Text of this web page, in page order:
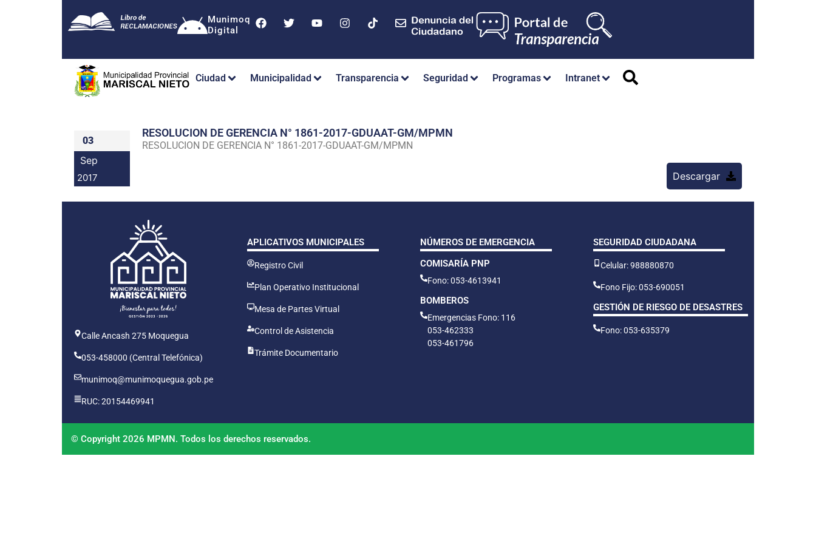
Munimoq
Digital
Ciudad Municipalidad Transparencia Seguridad Programas Intranet
03
Sep
2017
RESOLUCION DE GERENCIA N° 1861-2017-GDUAAT-GM/MPMN
RESOLUCION DE GERENCIA N° 1861-2017-GDUAAT-GM/MPMN
Descargar
Calle Ancash 275 Moquegua
053-458000 (Central Telefónica)
munimoq@munimoquegua.gob.pe
RUC: 20154469941
APLICATIVOS MUNICIPALES
Registro Civil
Plan Operativo Institucional
Mesa de Partes Virtual
Control de Asistencia
Trámite Documentario
NÚMEROS DE EMERGENCIA
COMISARÍA PNP
Fono: 053-4613941
BOMBEROS
Emergencias Fono: 116
053-462333
053-461796
SEGURIDAD CIUDADANA
Celular: 988880870
Fono Fijo: 053-690051
GESTIÓN DE RIESGO DE DESASTRES
Fono: 053-635379
© Copyright 2026 MPMN. Todos los derechos reservados.